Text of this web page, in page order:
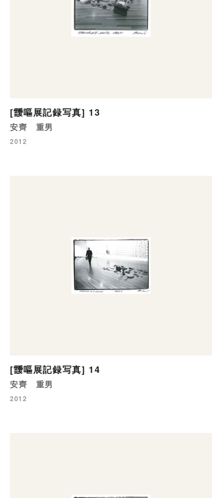
[靉嘔展記録写真] 13
安齊 重男
2012
[靉嘔展記録写真] 14
安齊 重男
2012